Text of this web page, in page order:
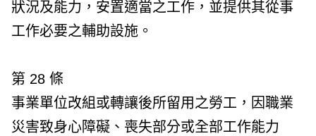
狀況及能力，安置適當之工作，並提供其從事
工作必要之輔助設施。
第 28 條
事業單位改組或轉讓後所留用之勞工，因職業
災害致身心障礙、喪失部分或全部工作能力